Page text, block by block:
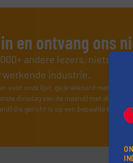
en ontvang ons
andere lezers, niets
industrie.
voor onze lijst, ga je akkoord met onze
dinsdag van de maand) met
die gericht is op een bepaalde